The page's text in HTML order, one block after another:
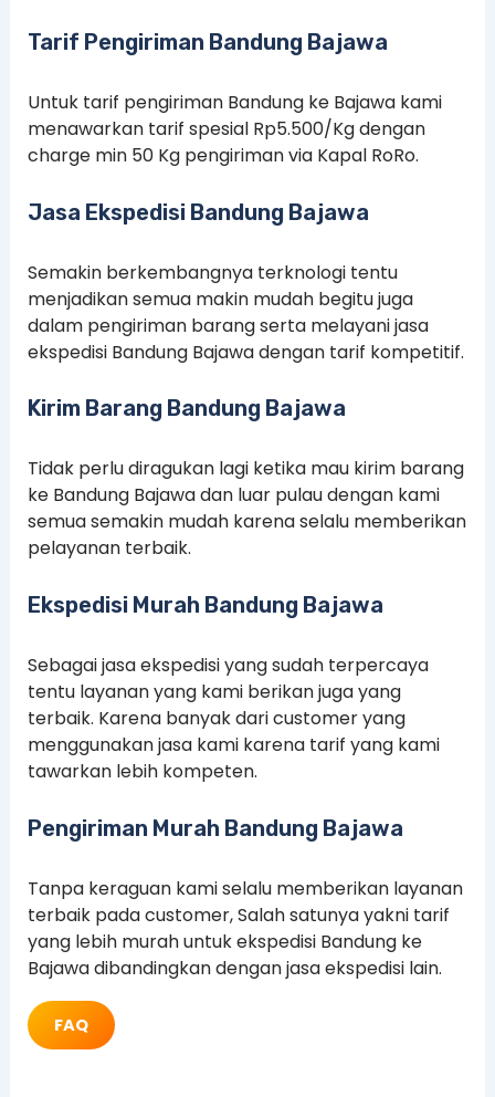
Tarif Pengiriman Bandung Bajawa
Untuk tarif pengiriman Bandung ke Bajawa kami
menawarkan tarif spesial Rp5.500/Kg dengan
charge min 50 Kg pengiriman via Kapal RoRo.
Jasa Ekspedisi Bandung Bajawa
Semakin berkembangnya terknologi tentu
menjadikan semua makin mudah begitu juga
dalam pengiriman barang serta melayani jasa
ekspedisi Bandung Bajawa dengan tarif kompetitif.
Kirim Barang Bandung Bajawa
Tidak perlu diragukan lagi ketika mau kirim barang
ke Bandung Bajawa dan luar pulau dengan kami
semua semakin mudah karena selalu memberikan
pelayanan terbaik.
Ekspedisi Murah Bandung Bajawa
Sebagai jasa ekspedisi yang sudah terpercaya
tentu layanan yang kami berikan juga yang
terbaik. Karena banyak dari customer yang
menggunakan jasa kami karena tarif yang kami
tawarkan lebih kompeten.
Pengiriman Murah Bandung Bajawa
Tanpa keraguan kami selalu memberikan layanan
terbaik pada customer, Salah satunya yakni tarif
yang lebih murah untuk ekspedisi Bandung ke
Bajawa dibandingkan dengan jasa ekspedisi lain.
FAQ